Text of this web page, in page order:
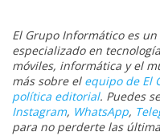
El Grupo Informático es
especializado en
móviles, informática y el
más sobre el equipo de El
política editorial. Puedes
Instagram, WhatsApp,
para no perderte las